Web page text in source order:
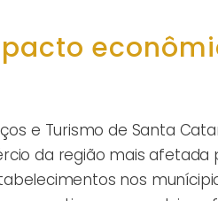
e Turismo de Santa
da região mais afetada
nos